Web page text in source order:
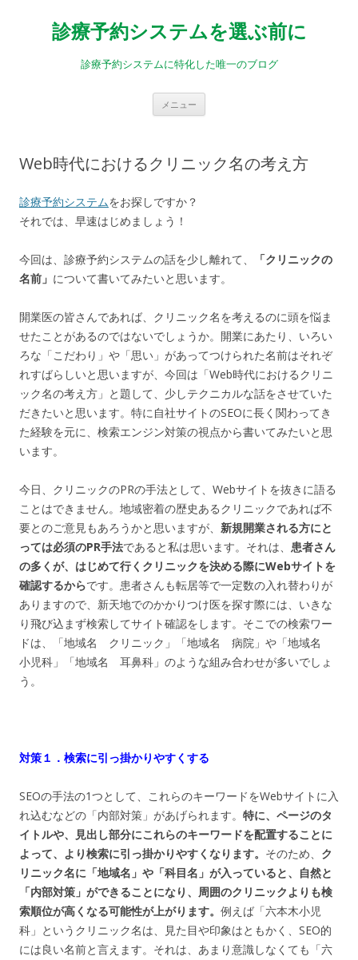
診療予約システムを選ぶ前に
診療予約システムに特化した唯一のブログ
メニュー
ス
キ
Web時代におけるクリニック名の考え方
診療予約システムをお探しですか？
それでは、早速はじめましょう！
今回は、診療予約システムの話を少し離れて、
「クリニックの
名前」 について書いてみたいと思います。
開業医の皆さんであれば、クリニック名を考えるのに頭を悩ま
せたことがあるのではないでしょうか。開業にあたり、いろい
ろな「こだわり」や「思い」があってつけられた名前はそれぞ
れすばらしいと思いますが、今回は「Web時代におけるクリニ
ック名の考え方」と題して、少しテクニカルな話をさせていた
だきたいと思います。特に自社サイトのSEOに長く関わってき
た経験を元に、検索エンジン対策の視点から書いてみたいと思
います。
今日、クリニックのPRの手法として、Webサイトを抜きに語る
ことはできません。地域密着の歴史あるクリニックであれば不
要とのご意見もあろうかと思いますが、 新規開業される方にと
っては必須のPR手法であると私は思います。それは、 患者さん
の多くが、はじめて行くクリニックを決める際にWebサイトを
確認するからです。患者さんも転居等で一定数の入れ替わりが
ありますので、新天地でのかかりつけ医を探す際には、いきな
り飛び込まず検索してサイト確認をします。そこでの検索ワー
ドは、「地域名 クリニック」「地域名 病院」や「地域名
小児科」「地域名 耳鼻科」のような組み合わせが多いでしょ
う。
対策１．検索に引っ掛かりやすくする
SEOの手法の1つとして、これらのキーワードをWebサイトに入
れ込むなどの「内部対策」があげられます。 特に、ページのタ
イトルや、見出し部分にこれらのキーワードを配置することに
よって、より検索に引っ掛かりやすくなります。 そのため、 ク
リニック名に「地域名」や「科目名」が入っていると、自然と
「内部対策」ができることになり、周囲のクリニックよりも検
索順位が高くなる可能性が上がります。 例えば「六本木小児
科」というクリニック名は、見た目や印象はともかく、SEO的
には良い名前と言えます。それは、あまり意識しなくても「六